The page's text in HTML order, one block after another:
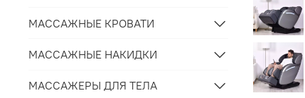
МАССАЖНЫЕ КРОВАТИ
МАССАЖНЫЕ НАКИДКИ
МАССАЖЕРЫ ДЛЯ ТЕЛА